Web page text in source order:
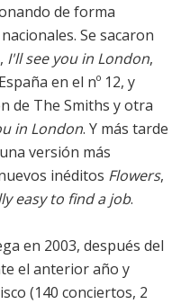
de forma
Se sacaron
I'll see you in London,
en el nº 12, y
de The Smiths y otra
in London. Y más tarde
versión más
inéditos Flowers,
easy to find a job.
en 2003, después del
el anterior año y
(140 conciertos, 2